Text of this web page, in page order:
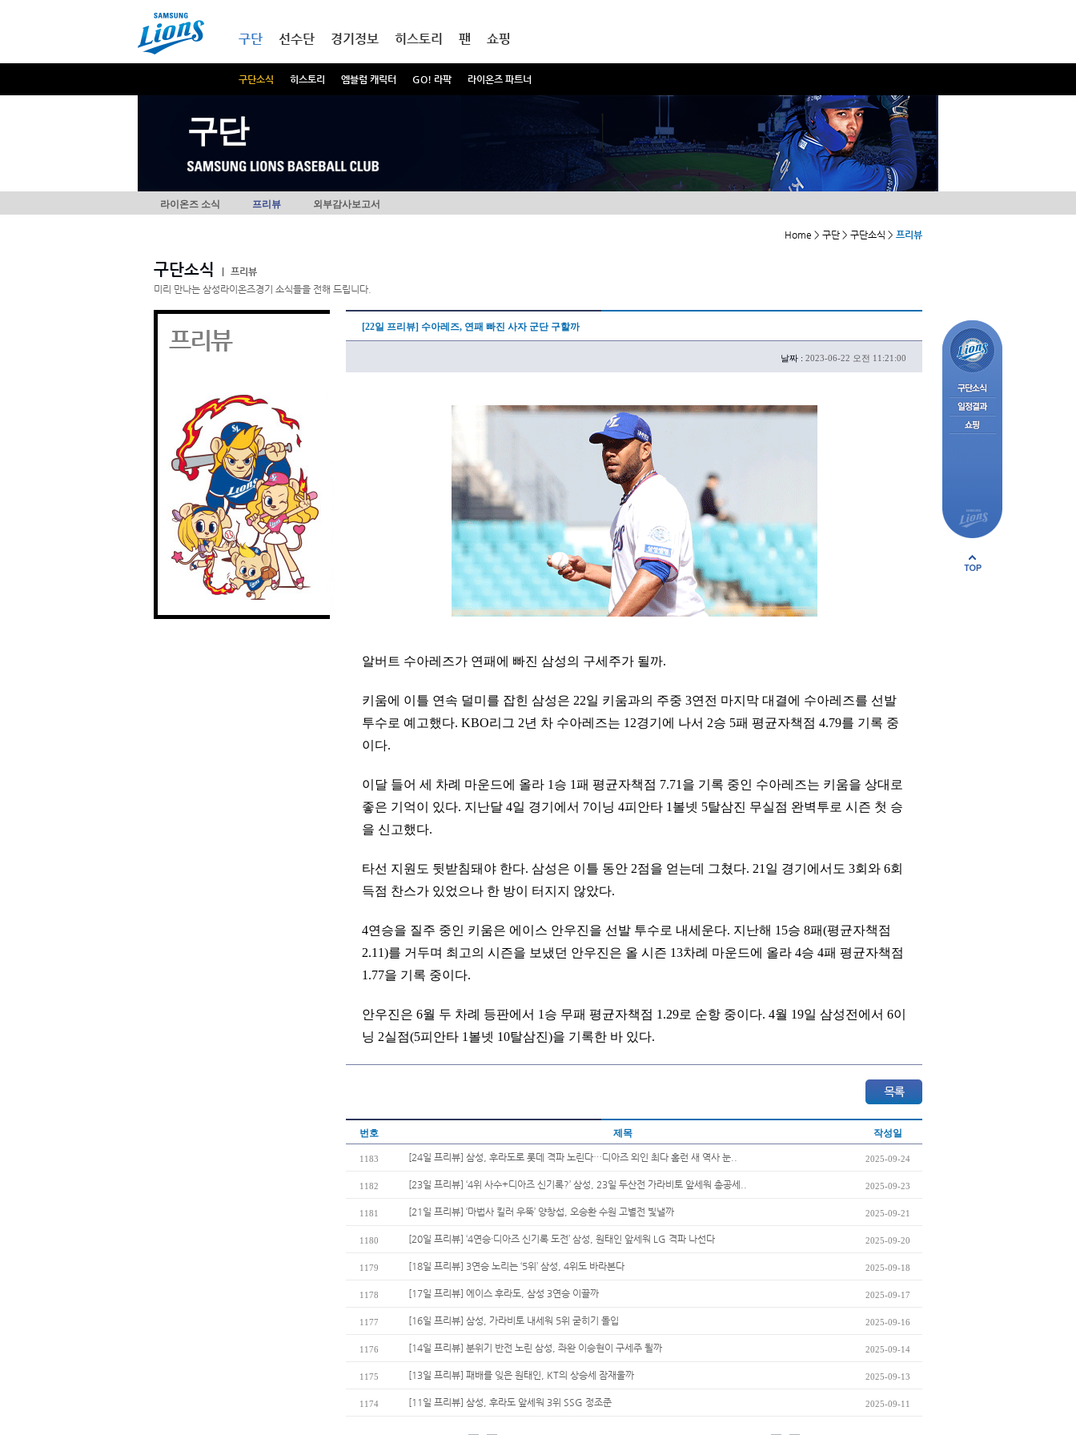
구단
구단소식 히스토리 엠블럼 캐릭터 GO! 라팍 라이온즈 파트너
선수단 경기정보 히스토리 팬 쇼핑
구단
라이온즈 소식 프리뷰 외부감사보고서
Home > 구단 > 구단소식 > 프리뷰
구단소식
프리뷰
미리 만나는 삼성라이온즈경기 소식들을 전해 드립니다.
프리뷰 [22일 프리뷰] 수아레즈, 연패 빠진 사자 군단 구할까
날짜 : 2023-06-22 오전 11:21:00
알버트 수아레즈가 연패에 빠진 삼성의 구세주가 될까.
키움에 이틀 연속 덜미를 잡힌 삼성은 22일 키움과의 주중 3연전 마지막 대결에 수아레즈를 선발
투수로 예고했다. KBO리그 2년 차 수아레즈는 12경기에 나서 2승 5패 평균자책점 4.79를 기록 중
이다.
이달 들어 세 차례 마운드에 올라 1승 1패 평균자책점 7.71을 기록 중인 수아레즈는 키움을 상대로
좋은 기억이 있다. 지난달 4일 경기에서 7이닝 4피안타 1볼넷 5탈삼진 무실점 완벽투로 시즌 첫 승
을 신고했다.
타선 지원도 뒷받침돼야 한다. 삼성은 이틀 동안 2점을 얻는데 그쳤다. 21일 경기에서도 3회와 6회
득점 찬스가 있었으나 한 방이 터지지 않았다.
4연승을 질주 중인 키움은 에이스 안우진을 선발 투수로 내세운다. 지난해 15승 8패(평균자책점
2.11)를 거두며 최고의 시즌을 보냈던 안우진은 올 시즌 13차례 마운드에 올라 4승 4패 평균자책점
1.77을 기록 중이다.
안우진은 6월 두 차례 등판에서 1승 무패 평균자책점 1.29로 순항 중이다. 4월 19일 삼성전에서 6이
닝 2실점(5피안타 1볼넷 10탈삼진)을 기록한 바 있다.
번호 제목 작성일
1183 [24일 프리뷰] 삼성, 후라도로 롯데 격파 노린다…디아즈 외인 최다 홈런 새 역사 눈.. 2025-09-24
1182 [23일 프리뷰] ‘4위 사수+디아즈 신기록?’ 삼성, 23일 두산전 가라비토 앞세워 총공세.. 2025-09-23
1181 [21일 프리뷰] ‘마법사 킬러 우뚝’ 양창섭, 오승환 수원 고별전 빛낼까 2025-09-21
1180 [20일 프리뷰] ‘4연승·디아즈 신기록 도전’ 삼성, 원태인 앞세워 LG 격파 나선다 2025-09-20
1179 [18일 프리뷰] 3연승 노리는 ‘5위’ 삼성, 4위도 바라본다 2025-09-18
1178 [17일 프리뷰] 에이스 후라도, 삼성 3연승 이끌까 2025-09-17
1177 [16일 프리뷰] 삼성, 가라비토 내세워 5위 굳히기 돌입 2025-09-16
1176 [14일 프리뷰] 분위기 반전 노린 삼성, 좌완 이승현이 구세주 될까 2025-09-14
1175 [13일 프리뷰] 패배를 잊은 원태인, KT의 상승세 잠재울까 2025-09-13
1174 [11일 프리뷰] 삼성, 후라도 앞세워 3위 SSG 정조준 2025-09-11